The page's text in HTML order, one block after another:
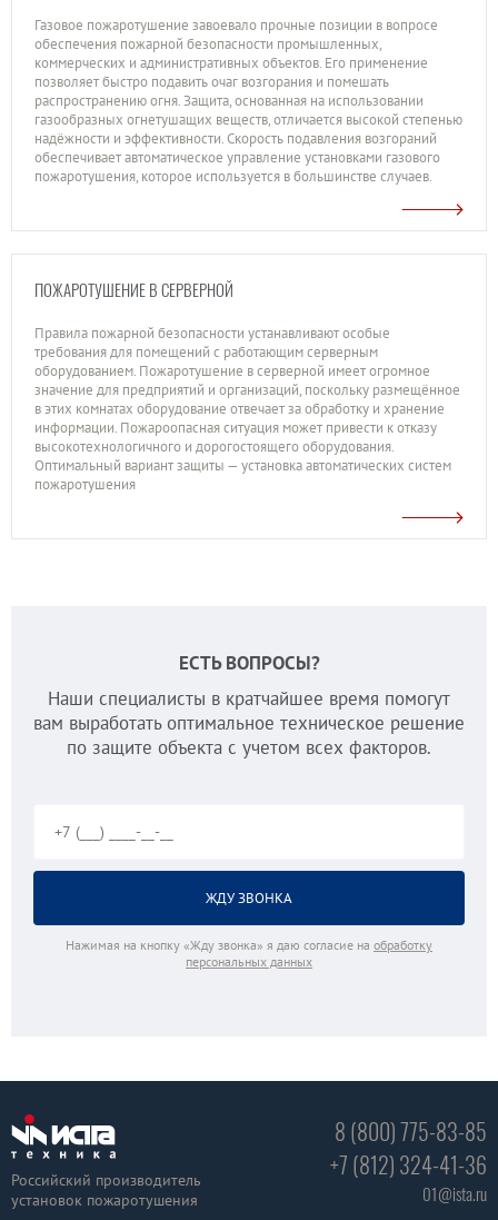
Газовое пожаротушение завоевало прочные позиции в вопросе
обеспечения пожарной безопасности промышленных,
коммерческих и административных объектов. Его применение
позволяет быстро подавить очаг возгорания и помешать
распространению огня. Защита, основанная на использовании
газообразных огнетушащих веществ, отличается высокой степенью
надёжности и эффективности. Скорость подавления возгораний
обеспечивает автоматическое управление установками газового
пожаротушения, которое используется в большинстве случаев.
ПОЖАРОТУШЕНИЕ В СЕРВЕРНОЙ
Правила пожарной безопасности устанавливают особые
требования для помещений с работающим серверным
оборудованием. Пожаротушение в серверной имеет огромное
значение для предприятий и организаций, поскольку размещённое
в этих комнатах оборудование отвечает за обработку и хранение
информации. Пожароопасная ситуация может привести к отказу
высокотехнологичного и дорогостоящего оборудования.
Оптимальный вариант защиты — установка автоматических систем
пожаротушения
ЕСТЬ ВОПРОСЫ?
Наши специалисты в кратчайшее время помогут
вам выработать оптимальное техническое решение
по защите объекта с учетом всех факторов.
Нажимая на кнопку «Жду звонка» я даю согласие на обработку
персональных данных
Российский производитель
установок пожаротушения
8 (800) 775-83-85
+7 (812) 324-41-36
01@ista.ru